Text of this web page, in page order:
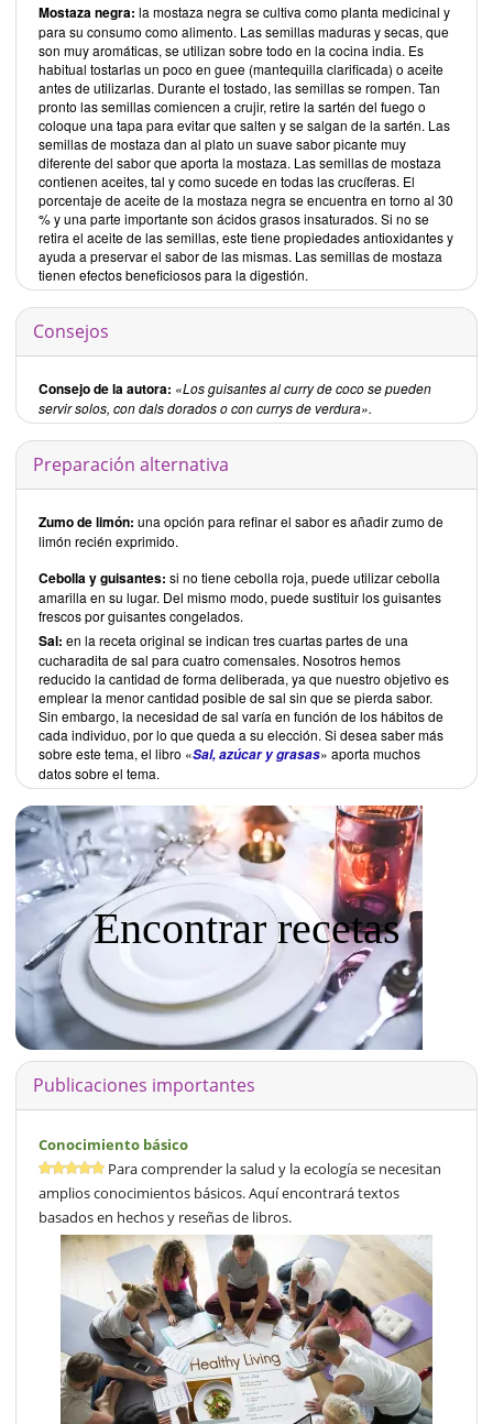
Mostaza negra: la mostaza negra se cultiva como planta medicinal y
para su consumo como alimento. Las semillas maduras y secas, que
son muy aromáticas, se utilizan sobre todo en la cocina india. Es
habitual tostarlas un poco en guee (mantequilla clarificada) o aceite
antes de utilizarlas. Durante el tostado, las semillas se rompen. Tan
pronto las semillas comiencen a crujir, retire la sartén del fuego o
coloque una tapa para evitar que salten y se salgan de la sartén. Las
semillas de mostaza dan al plato un suave sabor picante muy
diferente del sabor que aporta la mostaza. Las semillas de mostaza
contienen aceites, tal y como sucede en todas las crucíferas. El
porcentaje de aceite de la mostaza negra se encuentra en torno al 30
% y una parte importante son ácidos grasos insaturados. Si no se
retira el aceite de las semillas, este tiene propiedades antioxidantes y
ayuda a preservar el sabor de las mismas. Las semillas de mostaza
tienen efectos beneficiosos para la digestión.
Consejos
Consejo de la autora: «Los guisantes al curry de coco se pueden
servir solos, con dals dorados o con currys de verdura».
Preparación alternativa
Zumo de limón: una opción para refinar el sabor es añadir zumo de
limón recién exprimido.
Cebolla y guisantes: si no tiene cebolla roja, puede utilizar cebolla
amarilla en su lugar. Del mismo modo, puede sustituir los guisantes
frescos por guisantes congelados.
Sal: en la receta original se indican tres cuartas partes de una
cucharadita de sal para cuatro comensales. Nosotros hemos
reducido la cantidad de forma deliberada, ya que nuestro objetivo es
emplear la menor cantidad posible de sal sin que se pierda sabor.
Sin embargo, la necesidad de sal varía en función de los hábitos de
cada individuo, por lo que queda a su elección. Si desea saber más
sobre este tema, el libro «Sal, azúcar y grasas» aporta muchos
datos sobre el tema.
Encontrar recetas
Publicaciones importantes
Conocimiento básico
Para comprender la salud y la ecología se necesitan
amplios conocimientos básicos. Aquí encontrará textos
basados en hechos y reseñas de libros.